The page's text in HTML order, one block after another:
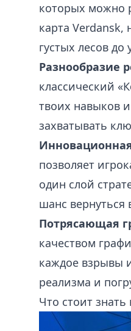
которых можно
карта
густых лесов до
Разнообразие
классический
твоих навыков
захватывать
позволяет
один слой
шанс вернуться
Потрясающая
качеством
каждое взрывы
реализма и
Что стоит